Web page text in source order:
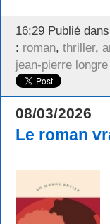
16:29 Publié
: roman, thriller,
jean-pierre longre
08/03/2026
Le roman